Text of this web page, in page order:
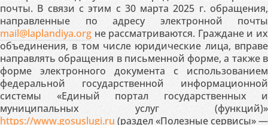
почты. В связи с этим с 30 марта 2025 г. обращения,
направленные по адресу электронной почты
mail@laplandiya.org не рассматриваются. Граждане и их
объединения, в том числе юридические лица, вправе
направлять обращения в письменной форме, а также в
форме электронного документа с использованием
федеральной государственной информационной
системы «Единый портал государственных и
муниципальных услуг (функций)»
https://www.gosuslugi.ru (раздел «Полезные сервисы» —